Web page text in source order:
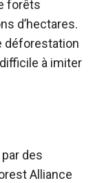
forêts
d’hectares.
déforestation
à imiter
des
Alliance